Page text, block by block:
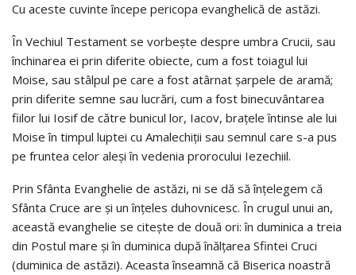
Cu aceste cuvinte începe pericopa evanghelică de astăzi.
În Vechiul Testament se vorbeşte despre umbra Crucii, sau
închinarea ei prin diferite obiecte, cum a fost toiagul lui
Moise, sau stâlpul pe care a fost atârnat şarpele de aramă;
prin diferite semne sau lucrări, cum a fost binecuvântarea
fiilor lui Iosif de către bunicul lor, Iacov, braţele întinse ale lui
Moise în timpul luptei cu Amalechiţii sau semnul care s-a pus
pe fruntea celor aleşi în vedenia prorocului Iezechiil.
Prin Sfânta Evanghelie de astăzi, ni se dă să înţelegem că
Sfânta Cruce are şi un înţeles duhovnicesc. În crugul unui an,
această evanghelie se citeşte de două ori: în duminica a treia
din Postul mare şi în duminica după înălţarea Sfintei Cruci
(duminica de astăzi). Aceasta înseamnă că Biserica noastră